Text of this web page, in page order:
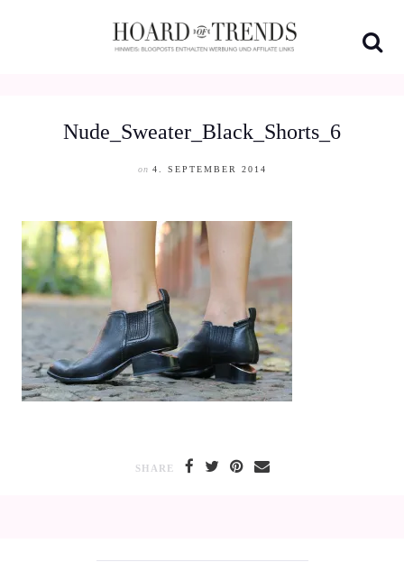
Nude_Sweater_Black_Shorts_6
on 4. SEPTEMBER 2014
SHARE